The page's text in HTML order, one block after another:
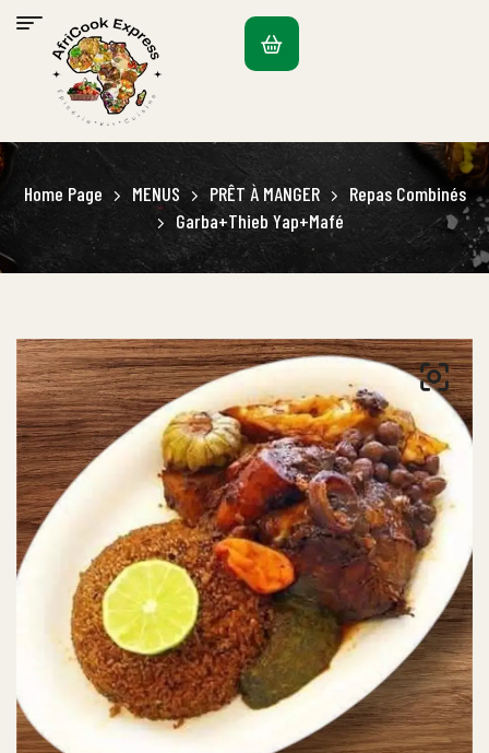
Home Page MENUS PRÊT À MANGER
Repas Combinés
Garba+Thieb Yap+Mafé